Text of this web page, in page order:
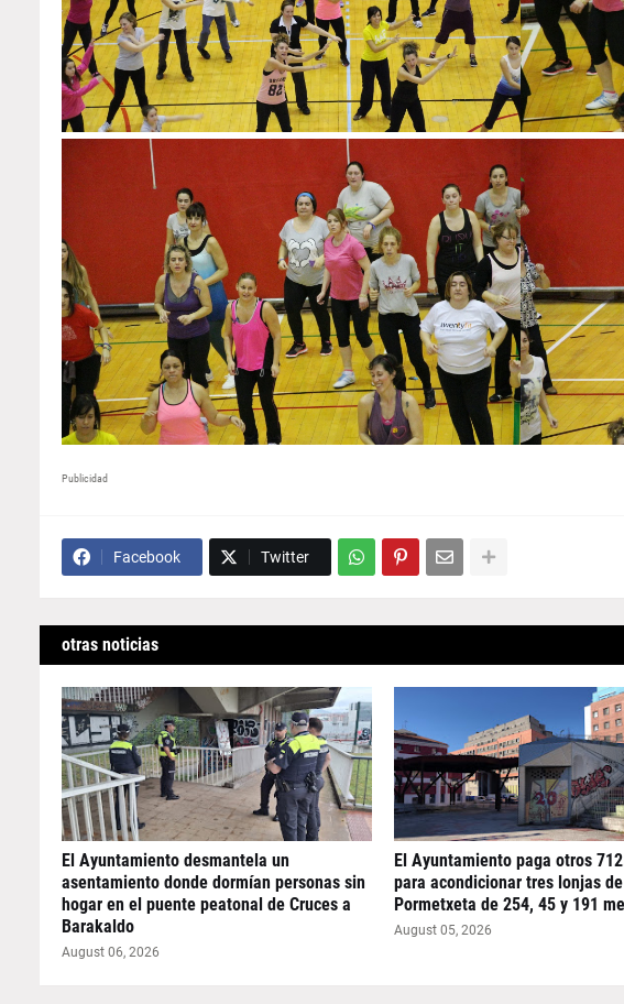
Publicidad
Facebook Twitter
otras noticias
El Ayuntamiento desmantela un
asentamiento donde dormían personas sin
hogar en el puente peatonal de Cruces a
Barakaldo
August 06, 2026
El Ayuntamiento paga otros
para acondicionar tres lonjas
Pormetxeta de 254, 45 y 191
August 05, 2026